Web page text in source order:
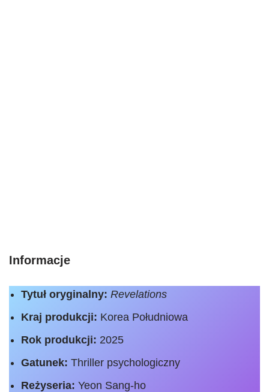
Informacje
Tytuł oryginalny: Revelations
Kraj produkcji: Korea Południowa​
Rok produkcji: 2025​
Gatunek: Thriller psychologiczny​
Reżyseria: Yeon Sang-ho​